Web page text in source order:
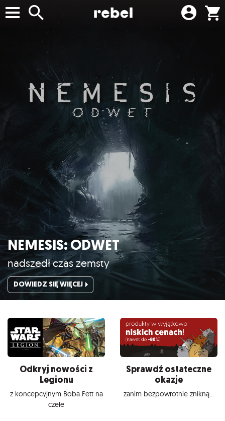
NEMESIS: ODWET
nadszedł czas zemsty
DOWIEDZ SIĘ WIĘCEJ
Odkryj nowości z
Legionu
z koncepcyjnym Boba Fett na
czele
Sprawdź ostateczne
okazje
zanim bezpowrotnie znikną...